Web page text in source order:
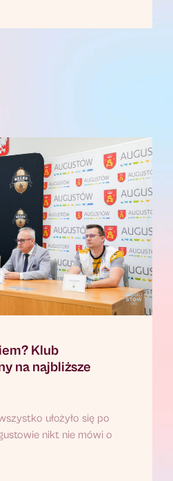
Klub
na najbliższe
ułożyło się po
nikt nie mówi o